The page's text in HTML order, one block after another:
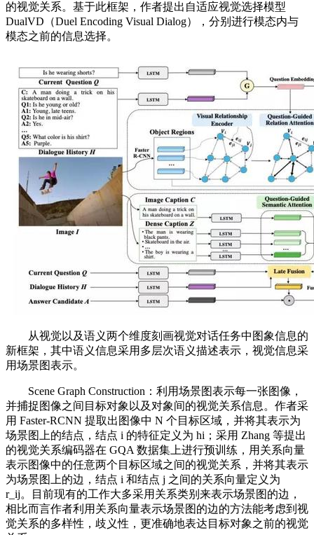
的视觉关系。基于此框架，作者提出自适应视觉选择模型
DualVD（Duel Encoding Visual Dialog），分别进行模态内与
模态之前的信息选择。
从视觉以及语义两个维度刻画视觉对话任务中图象信息的
新框架，其中语义信息采用多层次语义描述表示，视觉信息采
用场景图表示。
Scene Graph Construction：利用场景图表示每一张图像，
并捕捉图像之间目标对象以及对象间的视觉关系信息。作者采
用 Faster-RCNN 提取出图像中 N 个目标区域，并将其表示为
场景图上的结点，结点 i 的特征定义为 hi；采用 Zhang 等提出
的视觉关系编码器在 GQA 数据集上进行预训练，用关系向量
表示图像中的任意两个目标区域之间的视觉关系，并将其表示
为场景图上的边，结点 i 和结点 j 之间的关系向量定义为
r_ij。目前现有的工作大多采用关系类别来表示场景图的边，
相比而言作者利用关系向量表示场景图的边的方法能考虑到视
觉关系的多样性，歧义性，更准确地表达目标对象之前的视觉